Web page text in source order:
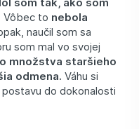
Vôbec to nebola
naučil som sa
som mal vo svojej
množstva staršieho
odmena. Váhu si
do dokonalosti